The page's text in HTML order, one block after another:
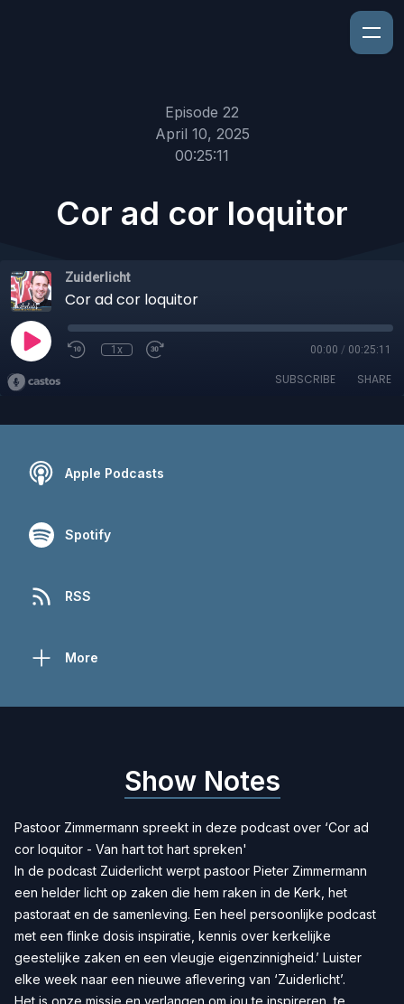
Episode 22
April 10, 2025
00:25:11
Cor ad cor loquitor
Zuiderlicht
Cor ad cor loquitor
1x 00:00 / 00:25:11
SUBSCRIBE SHARE
Apple Podcasts
Spotify
RSS
More
Show Notes
Pastoor Zimmermann spreekt in deze podcast over ‘Cor ad
cor loquitor - Van hart tot hart spreken'
In de podcast Zuiderlicht werpt pastoor Pieter Zimmermann
een helder licht op zaken die hem raken in de Kerk, het
pastoraat en de samenleving. Een heel persoonlijke podcast
met een flinke dosis inspiratie, kennis over kerkelijke
geestelijke zaken en een vleugje eigenzinnigheid.’ Luister
elke week naar een nieuwe aflevering van ‘Zuiderlicht’.
Het is onze missie en verlangen om jou te inspireren, te